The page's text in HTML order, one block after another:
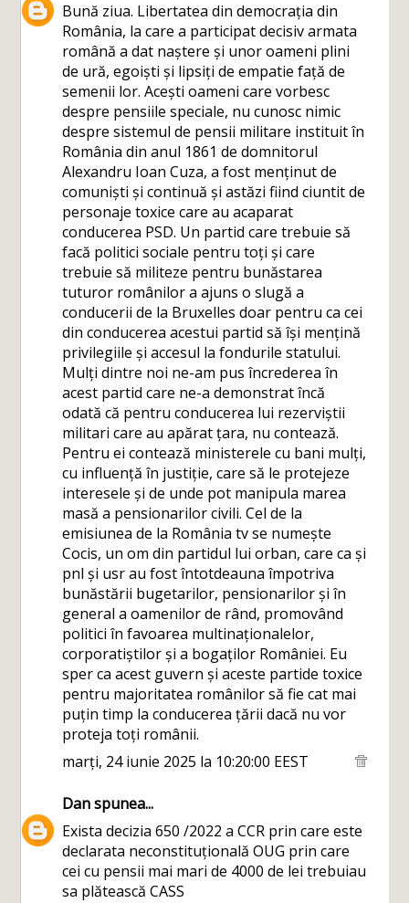
Bună ziua. Libertatea din democrația din
România, la care a participat decisiv armata
română a dat naștere și unor oameni plini
de ură, egoiști și lipsiți de empatie față de
semenii lor. Acești oameni care vorbesc
despre pensiile speciale, nu cunosc nimic
despre sistemul de pensii militare instituit în
România din anul 1861 de domnitorul
Alexandru Ioan Cuza, a fost menținut de
comuniști și continuă și astăzi fiind ciuntit de
personaje toxice care au acaparat
conducerea PSD. Un partid care trebuie să
facă politici sociale pentru toți și care
trebuie să militeze pentru bunăstarea
tuturor românilor a ajuns o slugă a
conducerii de la Bruxelles doar pentru ca cei
din conducerea acestui partid să își mențină
privilegiile și accesul la fondurile statului.
Mulți dintre noi ne-am pus încrederea în
acest partid care ne-a demonstrat încă
odată că pentru conducerea lui rezerviștii
militari care au apărat țara, nu contează.
Pentru ei contează ministerele cu bani mulți,
cu influență în justiție, care să le protejeze
interesele și de unde pot manipula marea
masă a pensionarilor civili. Cel de la
emisiunea de la România tv se numește
Cocis, un om din partidul lui orban, care ca și
pnl și usr au fost întotdeauna împotriva
bunăstării bugetarilor, pensionarilor și în
general a oamenilor de rând, promovând
politici în favoarea multinaționalelor,
corporatiștilor și a bogaților României. Eu
sper ca acest guvern și aceste partide toxice
pentru majoritatea românilor să fie cat mai
puțin timp la conducerea țării dacă nu vor
proteja toți românii.
marți, 24 iunie 2025 la 10:20:00 EEST
Danspunea...
Exista decizia 650 /2022 a CCR prin care este
declarata neconstituțională OUG prin care
cei cu pensii mai mari de 4000 de lei trebuiau
sa plătească CASS